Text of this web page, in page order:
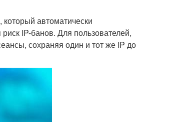
автоматически
IP-банов. Для пользователей,
сохраняя один и тот же IP до